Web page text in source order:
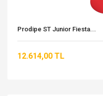
Prodipe ST Junior Fiesta...
12.614,00 TL